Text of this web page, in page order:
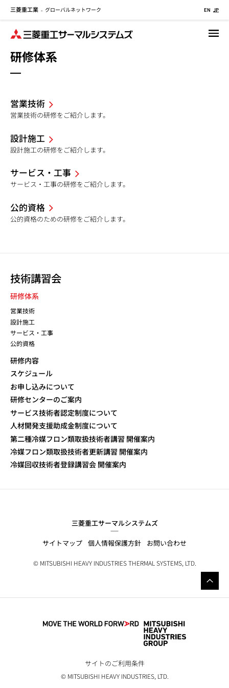
三菱重工業 - グローバルネットワーク EN JP
研修体系
営業技術
営業技術の研修をご紹介します。
設計施工
設計施工の研修をご紹介します。
サービス・工事
サービス・工事の研修をご紹介します。
公的資格
公的資格のための研修をご紹介します。
技術講習会
研修体系
営業技術
設計施工
サービス・工事
公的資格
研修内容
スケジュール
お申し込みについて
研修センターのご案内
サービス技術者認定制度について
人材開発支援助成金制度について
第二種冷媒フロン類取扱技術者講習 開催案内
冷媒フロン類取扱技術者更新講習 開催案内
冷媒回収技術者登録講習会 開催案内
三菱重工サーマルシステムズ
サイトマップ 個人情報保護方針 お問い合わせ
© MITSUBISHI HEAVY INDUSTRIES THERMAL SYSTEMS, LTD.
サイトのご利用条件
© MITSUBISHI HEAVY INDUSTRIES, LTD.